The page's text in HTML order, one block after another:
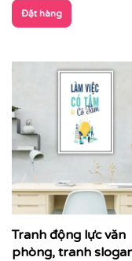
Cận cảnh
Đặt hàng
Tranh động lực văn
phòng, tranh